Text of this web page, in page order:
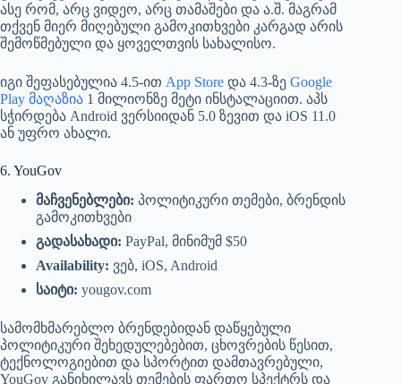
ასე რომ, არც ვიდეო, არც თამაშები და ა.შ. მაგრამ
თქვენ მიერ მიღებული გამოკითხვები კარგად არის
შემოწმებული და ყოველთვის სახალისო.
იგი შეფასებულია 4.5-ით App Store და 4.3-ზე Google
Play მაღაზია 1 მილიონზე მეტი ინსტალაციით. აპს
სჭირდება Android ვერსიიდან 5.0 ზევით და iOS 11.0
ან უფრო ახალი.
6. YouGov
მაჩვენებლები: პოლიტიკური თემები, ბრენდის
გამოკითხვები
გადასახადი: PayPal, მინიმუმ $50
Availability: ვებ, iOS, Android
საიტი: yougov.com
სამომხმარებლო ბრენდებიდან დაწყებული
პოლიტიკური შეხედულებებით, ცხოვრების წესით,
ტექნოლოგიებით და სპორტით დამთავრებული,
YouGov განიხილავს თემების ფართო სპექტრს და